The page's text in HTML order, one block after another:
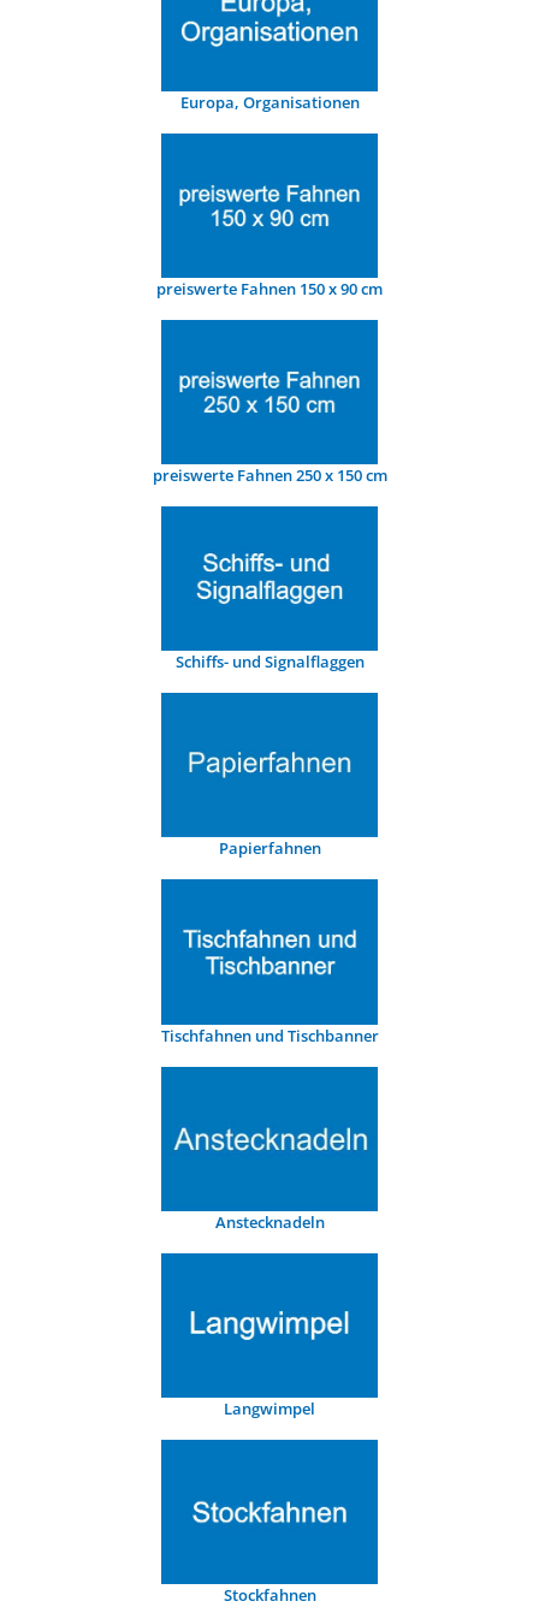
Europa, Organisationen
preiswerte Fahnen 150 x 90 cm
preiswerte Fahnen 250 x 150 cm
Schiffs- und Signalflaggen
Papierfahnen
Tischfahnen und Tischbanner
Anstecknadeln
Langwimpel
Stockfahnen